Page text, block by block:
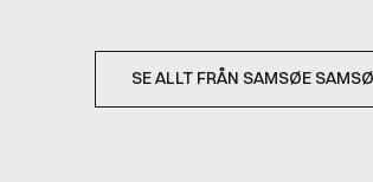
SE ALLT FRÅN SAMSØE